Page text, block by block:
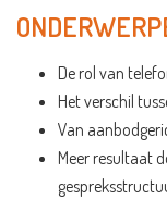
De rol van
Het verschil
Van
Meer resultaat